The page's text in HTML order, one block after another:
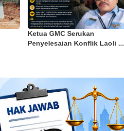
Ketua GMC Serukan
Penyelesaian Konflik Laoli ...